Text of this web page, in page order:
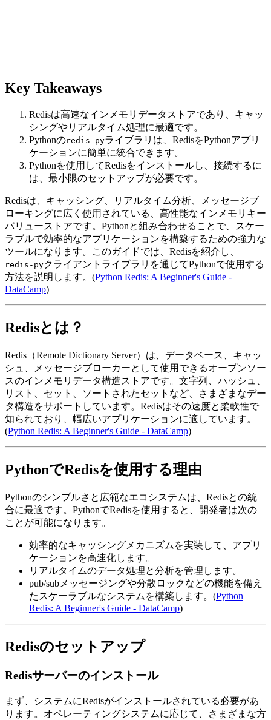
Key Takeaways
Redisは高速なインメモリデータストアであり、キャッ
シングやリアルタイム処理に最適です。
Pythonのredis-pyライブラリは、RedisをPythonアプリ
ケーションに簡単に統合できます。
Pythonを使用してRedisをインストールし、接続するに
は、最小限のセットアップが必要です。
Redisは、キャッシング、リアルタイム分析、メッセージブ
ローキングに広く使用されている、高性能なインメモリキー
バリューストアです。Pythonと組み合わせることで、スケー
ラブルで効率的なアプリケーションを構築するための強力な
ツールになります。このガイドでは、Redisを紹介し、
redis-pyクライアントライブラリを通じてPythonで使用する
方法を説明します。(Python Redis: A Beginner's Guide -
DataCamp)
Redisとは？
Redis（Remote Dictionary Server）は、データベース、キャッ
シュ、メッセージブローカーとして使用できるオープンソー
スのインメモリデータ構造ストアです。文字列、ハッシュ、
リスト、セット、ソートされたセットなど、さまざまなデー
タ構造をサポートしています。Redisはその速度と柔軟性で
知られており、幅広いアプリケーションに適しています。
(Python Redis: A Beginner's Guide - DataCamp)
PythonでRedisを使用する理由
Pythonのシンプルさと広範なエコシステムは、Redisとの統
合に最適です。PythonでRedisを使用すると、開発者は次の
ことが可能になります。
効率的なキャッシングメカニズムを実装して、アプリ
ケーションを高速化します。
リアルタイムのデータ処理と分析を管理します。
pub/subメッセージングや分散ロックなどの機能を備え
たスケーラブルなシステムを構築します。(Python
Redis: A Beginner's Guide - DataCamp)
Redisのセットアップ
Redisサーバーのインストール
まず、システムにRedisがインストールされている必要があ
ります。オペレーティングシステムに応じて、さまざまな方